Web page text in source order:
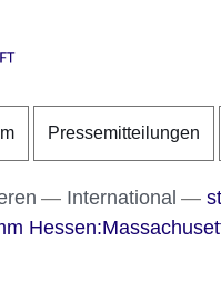
der Seite
Fuß der Seite
Pressemitteilungen
International